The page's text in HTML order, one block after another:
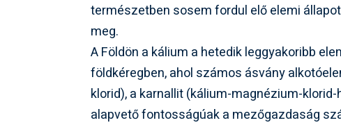
természetben sosem fordul elő elemi
meg.
A Földön a kálium a hetedik leggyakoribb
földkéregben, ahol számos ásvány
klorid), a karnallit (kálium-magnézium-
alapvető fontosságúak a mezőgazdaság